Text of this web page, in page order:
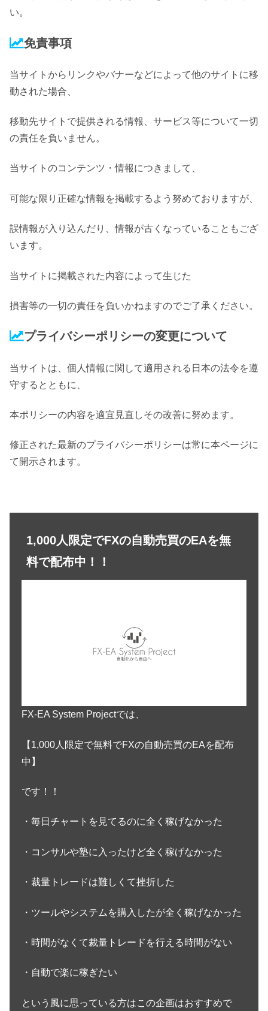
い。
免責事項
当サイトからリンクやバナーなどによって他のサイトに移
動された場合、
移動先サイトで提供される情報、サービス等について一切
の責任を負いません。
当サイトのコンテンツ・情報につきまして、
可能な限り正確な情報を掲載するよう努めておりますが、
誤情報が入り込んだり、情報が古くなっていることもござ
います。
当サイトに掲載された内容によって生じた
損害等の一切の責任を負いかねますのでご了承ください。
プライバシーポリシーの変更について
当サイトは、個人情報に関して適用される日本の法令を遵
守するとともに、
本ポリシーの内容を適宜見直しその改善に努めます。
修正された最新のプライバシーポリシーは常に本ページに
て開示されます。
1,000人限定でFXの自動売買のEAを無
料で配布中！！
FX-EA System Projectでは、
【1,000人限定で無料でFXの自動売買のEAを配布
中】
です！！
・毎日チャートを見てるのに全く稼げなかった
・コンサルや塾に入ったけど全く稼げなかった
・裁量トレードは難しくて挫折した
・ツールやシステムを購入したが全く稼げなかった
・時間がなくて裁量トレードを行える時間がない
・自動で楽に稼ぎたい
という風に思っている方はこの企画はおすすめで